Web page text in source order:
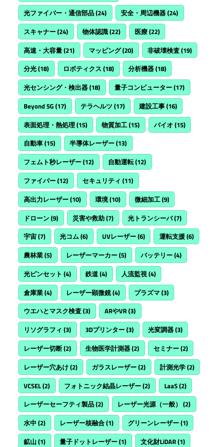
光ファイバー・通信部品(24) 安全・周辺機器(24)
スキャナー(24) 物体認識(22) 医療(22)
高速・大容量(21) マッピング(20) 非破壊検査(19)
分光(18) ロボティクス (18) 分析機器(18)
光センシング・検出器(18) 量子コンピューター(17)
Beyond 5G(17) テラヘルツ (17) 建設工事(16)
表面処理・熱処理(15) 物質加工(15) バイオ (15)
自動車(15) 半導体レーザー(13)
フェムト秒レーザー(12) 自動運転(12)
ファイバー(12) セキュリティ (11)
高出力レーザー(10) 環境(10) 微細加工(9)
ドローン(9) 災害や救助(7) 光トランシーバ(7)
宇宙(7) 光コム(6) UVレーザー(6) 運転支援(6)
農林業(5) レーザーマーカー(5) バッテリー(4)
光ピンセット (4) 鉄道(4) 人流監視(4)
倉庫業(4) レーザー顕微鏡(4) プラズマ(3)
ウエハとマスク検査(3) ARやVR(3)
リソグラフィ (3) 3Dプリンター(3) 光変調器(3)
レーザー切断(2) 生物医学計測器(2) セミナー(2)
レーザー穴あけ(2) ガラスレーザー(2) 計測光学(2)
VCSEL(2) フォトニック結晶レーザー(2) LaaS(2)
レーザーセーフティ製品(2) レーザー光源（一般） (2)
水中 (2) レーザー核融合(1) グリーンレーザー(1)
鉱山 (1) 量子ドットレーザー(1) 文化財LiDAR(1)